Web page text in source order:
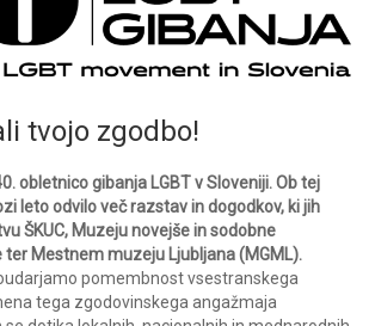
tvojo zgodbo!
obletnico gibanja LGBT v Sloveniji. Ob tej
leto odvilo več razstav in dogodkov, ki jih
ŠKUC, Muzeju novejše in sodobne
ter Mestnem muzeju Ljubljana (MGML).
pomembnost vsestranskega
tega zgodovinskega angažmaja